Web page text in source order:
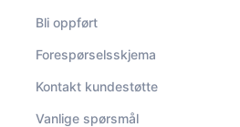
Bli oppført
Forespørselsskjema
Kontakt kundestøtte
Vanlige spørsmål